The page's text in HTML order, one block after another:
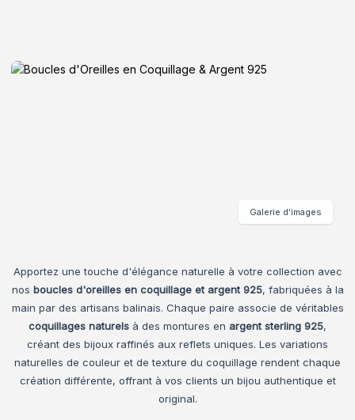
Apportez une touche d'élégance naturelle à votre collection avec
nos boucles d'oreilles en coquillage et argent 925, fabriquées à la
main par des artisans balinais. Chaque paire associe de véritables
coquillages naturels à des montures en argent sterling 925,
créant des bijoux raffinés aux reflets uniques. Les variations
naturelles de couleur et de texture du coquillage rendent chaque
création différente, offrant à vos clients un bijou authentique et
original.
Galerie d’images